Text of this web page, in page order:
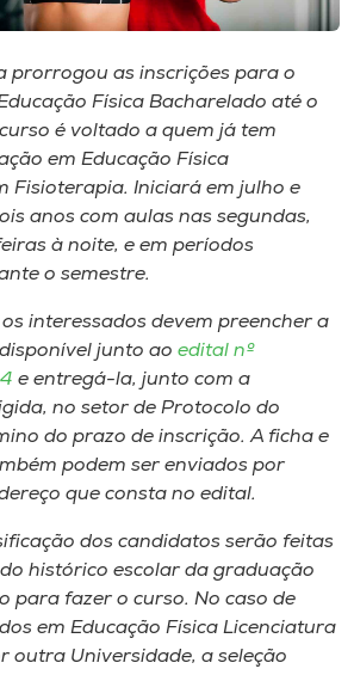
prorrogou as inscrições para o
Física Bacharelado até o
é voltado a quem já tem
em Educação Física
Fisioterapia. Iniciará em julho e
anos com aulas nas segundas,
à noite, e em períodos
o semestre.
interessados devem preencher a
junto ao edital nº
e entregá-la, junto com a
no setor de Protocolo do
do prazo de inscrição. A ficha e
podem ser enviados por
que consta no edital.
dos candidatos serão feitas
histórico escolar da graduação
para fazer o curso. No caso de
em Educação Física Licenciatura
outra Universidade, a seleção